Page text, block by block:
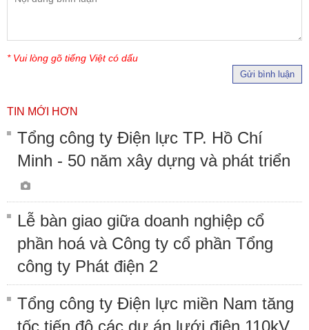
* Vui lòng gõ tiếng Việt có dấu
Gửi bình luận
TIN MỚI HƠN
Tổng công ty Điện lực TP. Hồ Chí
Minh - 50 năm xây dựng và phát triển
Lễ bàn giao giữa doanh nghiệp cổ
phần hoá và Công ty cổ phần Tổng
công ty Phát điện 2
Tổng công ty Điện lực miền Nam tăng
tốc tiến độ các dự án lưới điện 110kV